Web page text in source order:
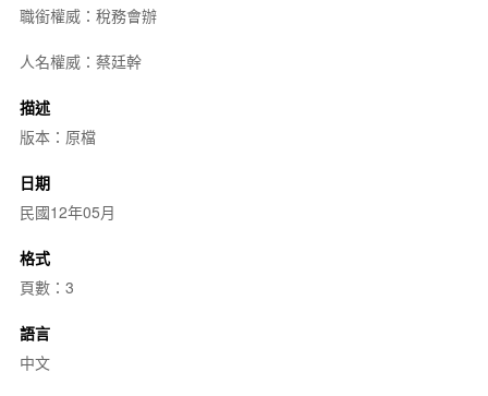
職銜權威：稅務會辦
人名權威：蔡廷幹
描述
版本：原檔
日期
民國12年05月
格式
頁數：3
語言
中文